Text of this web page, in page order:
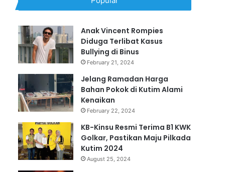
Anak Vincent Rompies
Diduga Terlibat Kasus
Bullying di Binus
February 21, 2024
Jelang Ramadan Harga
Bahan Pokok di Kutim Alami
Kenaikan
February 22, 2024
KB-Kinsu Resmi Terima B1 KWK
Golkar, Pastikan Maju Pilkada
Kutim 2024
August 25, 2024